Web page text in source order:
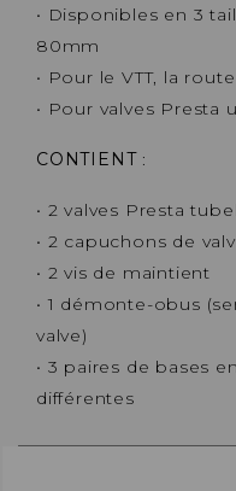
• Disponibles en 3
80mm
• Pour le VTT, la
• Pour valves Presta
CONTIENT:
• 2 valves Presta
• 2 capuchons de
• 2 vis de maintient
• 1 démonte-obus
valve)
• 3 paires de bases
différentes